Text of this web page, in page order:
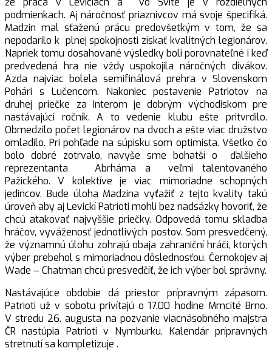
podmienkach. Aj náročnosť priaznivcov má svoje špecifiká.
Madzin mal sťaženú prácu predovšetkým v tom, že sa
nepodarilo k plnej spokojnosti získať kvalitných legionárov.
Napriek tomu dosahované výsledky boli porovnateľné i keď
predvedená hra nie vždy uspokojila náročných divákov.
Azda najviac bolela semifinálová prehra v Slovenskom
Pohári s Lučencom. Nakoniec postavenie Patriotov na
druhej priečke za Interom je dobrým východiskom pre
nastávajúci ročník. A to vedenie klubu ešte pritvrdilo.
Obmedzilo počet legionárov na dvoch a ešte viac družstvo
omladilo. Pri pohľade na súpisku som optimista. Všetko čo
bolo dobré zotrvalo, navyše sme bohatší o ďalšieho
reprezentanta Abrháma a veľmi talentovaného
Pažického. V kolektíve je viac mimoriadne schopných
jedincov. Bude úloha Madzina vyťažiť z tejto kvality takú
úroveň aby aj Levickí Patrioti mohli bez nadsázky hovoriť, že
chcú atakovať najvyššie priečky. Odpovedá tomu skladba
hráčov, vyváženosť jednotlivých postov. Som presvedčený,
že významnú úlohu zohrajú obaja zahraniční hráči, ktorých
výber prebehol s mimoriadnou dôslednosťou. Černokojev aj
Wade – Chatman chcú presvedčíť, že ich výber bol správny.
Nastávajúce obdobie dá priestor prípravným zápasom.
Patrioti už v sobotu privítajú o 17,00 hodine Mmcité Brno.
V stredu 26. augusta na pozvanie viacnásobného majstra
ČR nastúpia Patrioti v Nymburku. Kalendár prípravných
stretnutí sa kompletizuje .